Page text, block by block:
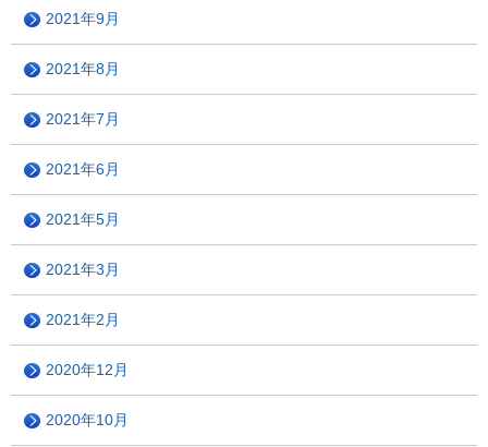
2021年9月
2021年8月
2021年7月
2021年6月
2021年5月
2021年3月
2021年2月
2020年12月
2020年10月